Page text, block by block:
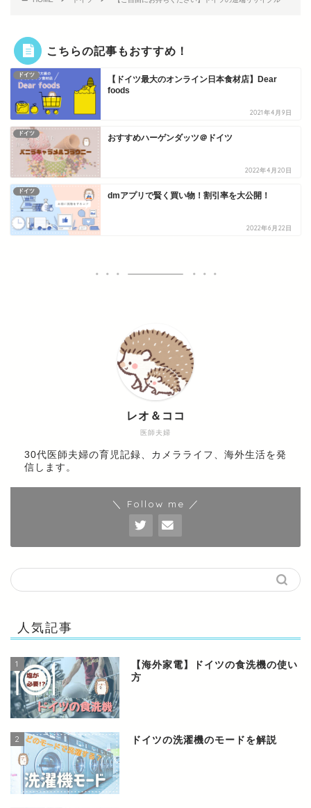
こちらの記事もおすすめ！
ドイツ
【ドイツ最大のオンライン日本食材店】Dear
foods
2021年4月9日
ドイツ おすすめハーゲンダッツ＠ドイツ
2022年4月20日
ドイツ dmアプリで賢く買い物！割引率を大公開！
2022年6月22日
医師夫婦
レオ＆ココ
30代医師夫婦の育児記録、カメラライフ、海外生活を発
信します。
＼ Follow me ／
人気記事
1
【海外家電】ドイツの食洗機の使い
方
2 ドイツの洗濯機のモードを解説